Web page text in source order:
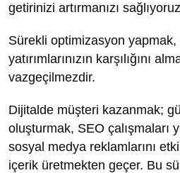
getirinizi artırmanızı
Sürekli optimizasyon
yatırımlarınızın karşılığını
vazgeçilmezdir.
Dijitalde müşteri kazanmak;
oluşturmak, SEO çalışmaları
sosyal medya reklamlarını
içerik üretmekten geçer. Bu